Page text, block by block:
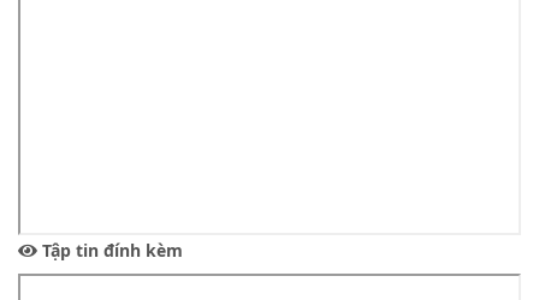
Tập tin đính kèm